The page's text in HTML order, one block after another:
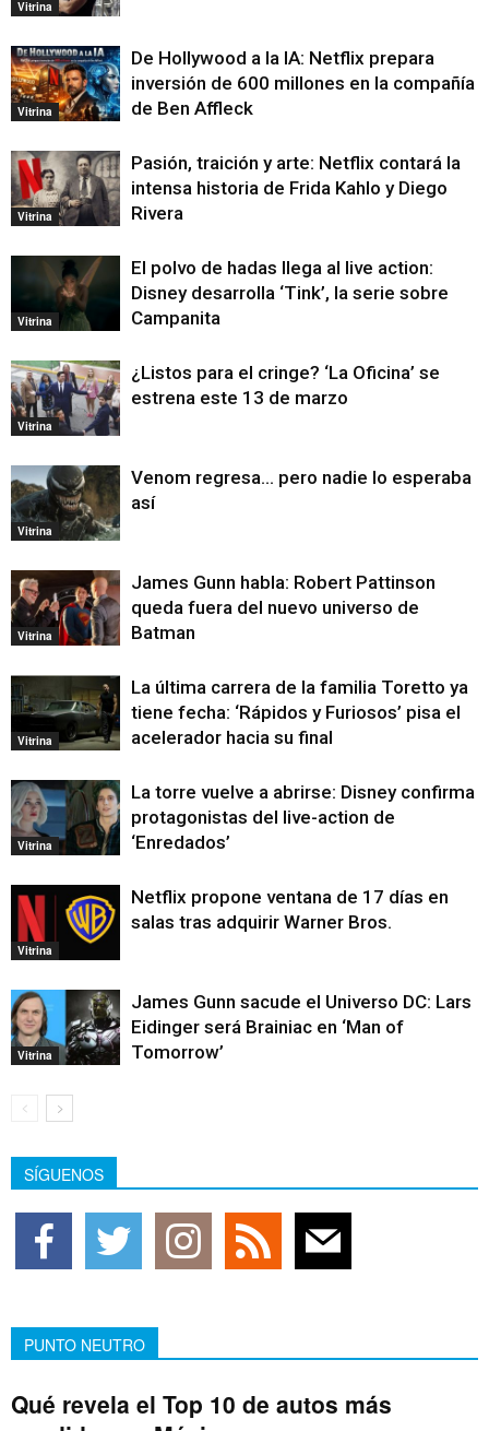
Vitrina
Vitrina
De Hollywood a la IA: Netflix prepara
inversión de 600 millones en la compañía
de Ben Affleck
Vitrina
Pasión, traición y arte: Netflix contará la
intensa historia de Frida Kahlo y Diego
Rivera
Vitrina
El polvo de hadas llega al live action:
Disney desarrolla ‘Tink’, la serie sobre
Campanita
Vitrina
¿Listos para el cringe? ‘La Oficina’ se
estrena este 13 de marzo
Vitrina
Venom regresa… pero nadie lo esperaba
así
Vitrina
James Gunn habla: Robert Pattinson
queda fuera del nuevo universo de
Batman
Vitrina
La última carrera de la familia Toretto ya
tiene fecha: ‘Rápidos y Furiosos’ pisa el
acelerador hacia su final
Vitrina
La torre vuelve a abrirse: Disney confirma
protagonistas del live-action de
‘Enredados’
Vitrina
Netflix propone ventana de 17 días en
salas tras adquirir Warner Bros.
Vitrina
James Gunn sacude el Universo DC: Lars
Eidinger será Brainiac en ‘Man of
Tomorrow’
SÍGUENOS
PUNTO NEUTRO
Qué revela el Top 10 de autos más